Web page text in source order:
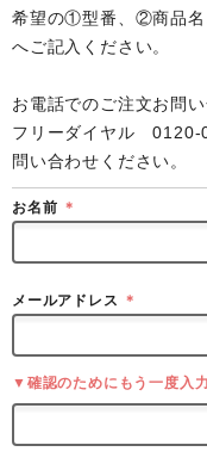
希望の①型番、②商品
へご記入ください。
お電話でのご注文お問
フリーダイヤル 0120-
問い合わせください。
お名前 ＊
メールアドレス ＊
▼確認のためにもう一度入